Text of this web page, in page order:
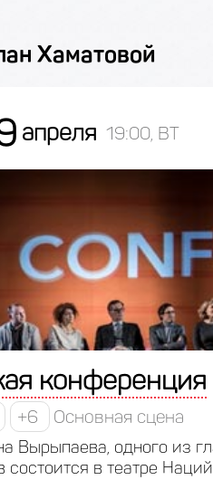
Хаматовой
апреля 19:00, ВТ
конференция
+6 Основная сцена
Вырыпаева, одного из
состоится в театре